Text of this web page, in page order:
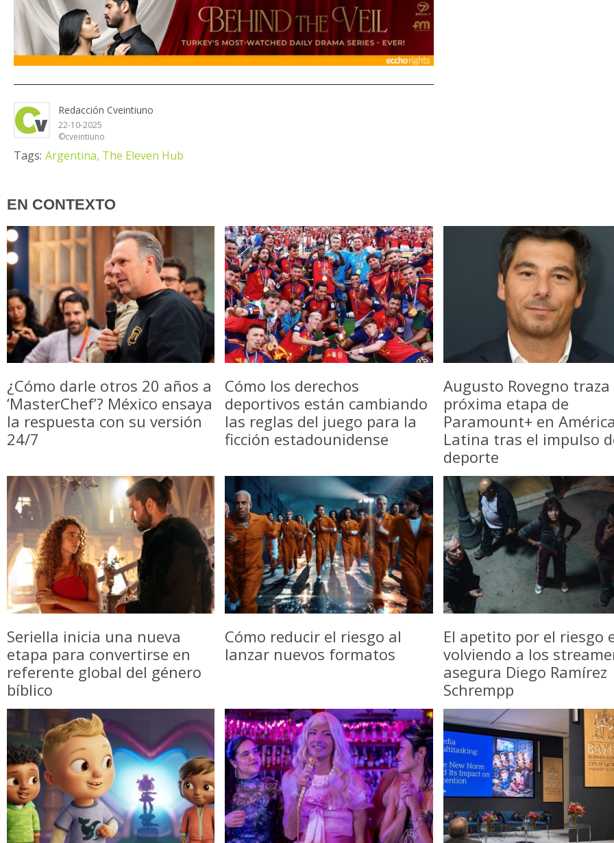
Redacción Cveintiuno
22-10-2025
©cveintiuno
Tags: Argentina, The Eleven Hub
EN CONTEXTO
¿Cómo darle otros 20 años a
‘MasterChef’? México ensaya
la respuesta con su versión
24/7
Cómo los derechos
deportivos están cambiando
las reglas del juego para la
ficción estadounidense
Augusto Rovegno traza
próxima etapa de
Paramount+ en
Latina tras el impulso
deporte
Seriella inicia una nueva
etapa para convertirse en
referente global del género
bíblico
Cómo reducir el riesgo al
lanzar nuevos formatos
El apetito por el riesgo
volviendo a los
asegura Diego Ramírez
Schrempp